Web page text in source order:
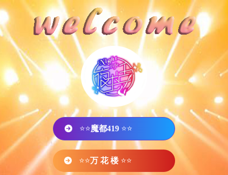
⭐⭐魔都419 ⭐⭐
⭐⭐万 花 楼 ⭐⭐